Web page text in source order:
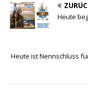
Heute
Heute ist Nennschluss